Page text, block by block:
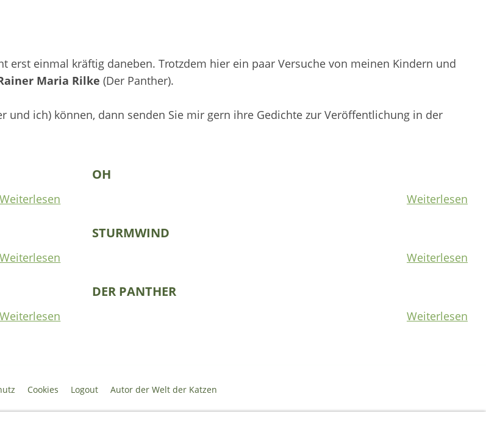
erst einmal kräftig daneben. Trotzdem hier ein paar Versuche von meinen Kindern und
Maria Rilke (Der Panther).
und ich) können, dann senden Sie mir gern ihre Gedichte zur Veröffentlichung in der
Weiterlesen
Weiterlesen
Weiterlesen
OH
Weiterlesen
STURMWIND
Weiterlesen
DER PANTHER
Weiterlesen
Cookies Logout Autor der Welt der Katzen